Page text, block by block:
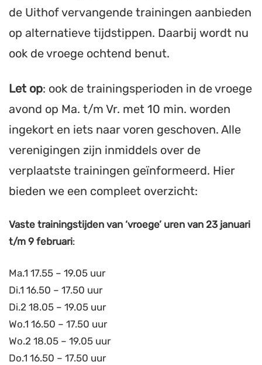
de Uithof vervangende trainingen aanbieden
op alternatieve tijdstippen. Daarbij wordt nu
ook de vroege ochtend benut.
Let op: ook de trainingsperioden in de vroege
avond op Ma. t/m Vr. met 10 min. worden
ingekort en iets naar voren geschoven. Alle
verenigingen zijn inmiddels over de
verplaatste trainingen geïnformeerd. Hier
bieden we een compleet overzicht:
Vaste trainingstijden van ‘vroege’ uren van 23 januari
t/m 9 februari:
Ma.1 17.55 – 19.05 uur
Di.1 16.50 – 17.50 uur
Di.2 18.05 – 19.05 uur
Wo.1 16.50 – 17.50 uur
Wo.2 18.05 – 19.05 uur
Do.1 16.50 – 17.50 uur